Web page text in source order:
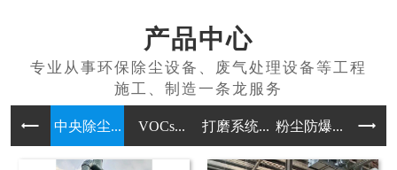
产品中心
中央除尘... VOCs... 打磨系统... 粉尘防爆... 无尘